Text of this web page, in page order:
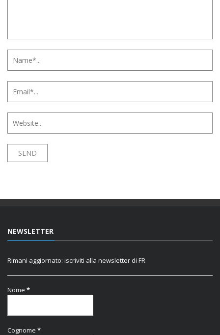
NEWSLETTER
Rimani aggiornato: iscriviti alla newsletter di FR
Nome *
Cognome *